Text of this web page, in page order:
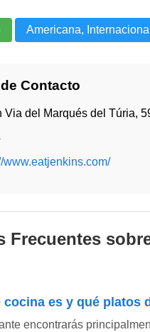
Americana, Internacional
Contacto
Via del Marqués del Túria,
www.eatjenkins.com/
Frecuentes
cocina es y qué platos
encontrarás